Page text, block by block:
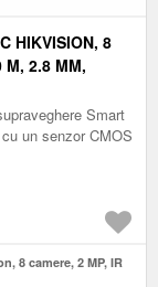
HIKVISION, 8
M, 2.8 MM,
Smart
un senzor CMOS
8 camere, 2 MP, IR